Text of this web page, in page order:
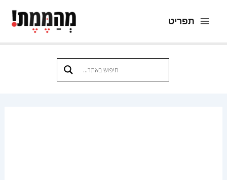
לתוכן
תפריט